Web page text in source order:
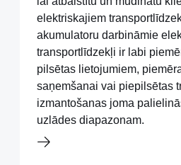
elektriskajiem
akumulatoru darbināmie
transportlīdzekļi ir labi
pilsētas lietojumiem,
saņemšanai vai piepilsētas
izmantošanas joma
uzlādes diapazonam.